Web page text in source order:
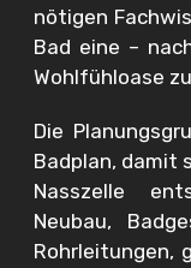
nötigen
Bad eine –
Wohlfühloase
Die
Badplan, damit
Nasszelle
Neubau,
Rohrleitungen,